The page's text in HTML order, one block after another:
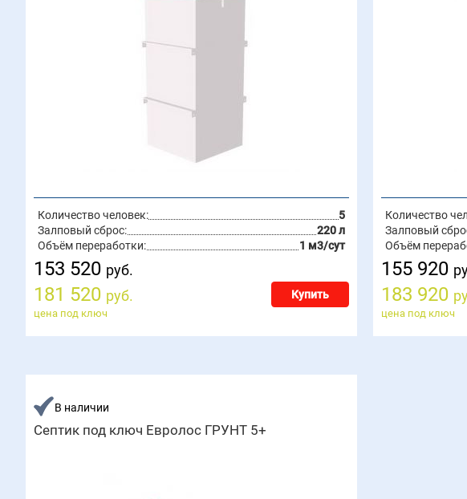
Количество человек:
5
Залповый сброс:
220 л
Объём переработки:
1 м3/сут
153 520 руб.
181 520 руб. Купить
цена под ключ
Количество
Залповый
Объём
155 920
183 920
цена под ключ
В наличии
Септик под ключ Евролос ГРУНТ 5+